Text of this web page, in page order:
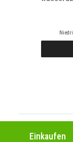
Einkaufen